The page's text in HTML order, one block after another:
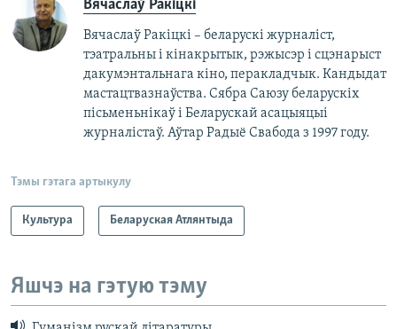
Вячаслаў Ракіцкі
Вячаслаў Ракіцкі – беларускі журналіст,
тэатральны і кінакрытык, рэжысэр і сцэнарыст
дакумэнтальнага кіно, перакладчык. Кандыдат
мастацтвазнаўства. Сябра Саюзу беларускіх
пісьменьнікаў і Беларускай асацыяцыі
журналістаў. Аўтар Радыё Свабода з 1997 году.
Тэмы гэтага артыкулу
Культура Беларуская Атлянтыда
Яшчэ на гэтую тэму